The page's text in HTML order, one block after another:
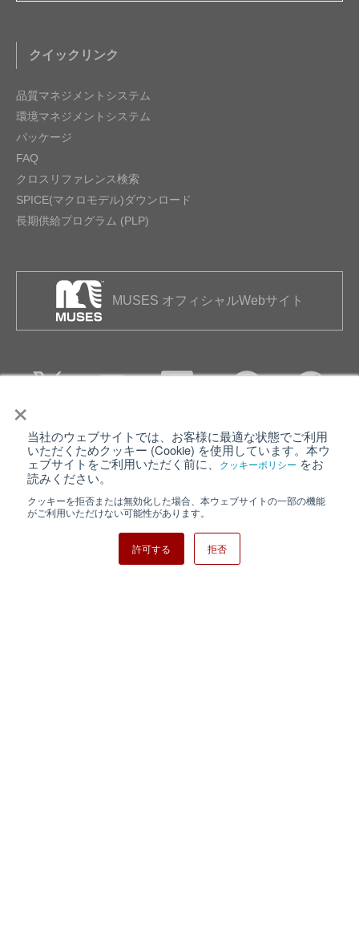
×
当社のウェブサイトでは、お客様に最適な状態でご利用
いただくためクッキー (Cookie) を使用しています。本ウ
ェブサイトをご利用いただく前に、
クッキーポリシー をお
読みください。
クッキーを拒否または無効化した場合、本ウェブサイトの一部の機能
がご利用いただけない可能性があります。
許可する 拒否
クイックリンク
品質マネジメントシステム
環境マネジメントシステム
パッケージ
FAQ
クロスリファレンス検索
SPICE(マクロモデル)ダウンロード
長期供給プログラム (PLP)
MUSES オフィシャルWebサイト
個人情報保護について ウェブサイト利用規約
クッキーポリシー
日清紡ホールディングス
Copyright ⓒ Nisshinbo Micro Devices Inc. All Rights Reserved.